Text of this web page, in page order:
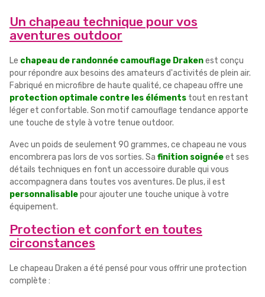
Un chapeau technique pour vos
aventures outdoor
Le chapeau de randonnée camouflage Drakenest conçu
pour répondre aux besoins des amateurs d'activités de plein air.
Fabriqué en microfibre de haute qualité, ce chapeau offre une
protection optimale contre les éléments tout en restant
léger et confortable. Son motif camouflage tendance apporte
une touche de style à votre tenue outdoor.
Avec un poids de seulement 90 grammes, ce chapeau ne vous
encombrera pas lors de vos sorties. Sa finition soignéeet ses
détails techniques en font un accessoire durable qui vous
accompagnera dans toutes vos aventures. De plus, il est
personnalisablepour ajouter une touche unique à votre
équipement.
Protection et confort en toutes
circonstances
Le chapeau Draken a été pensé pour vous offrir une protection
complète :